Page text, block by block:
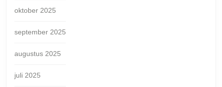
oktober 2025
september 2025
augustus 2025
juli 2025